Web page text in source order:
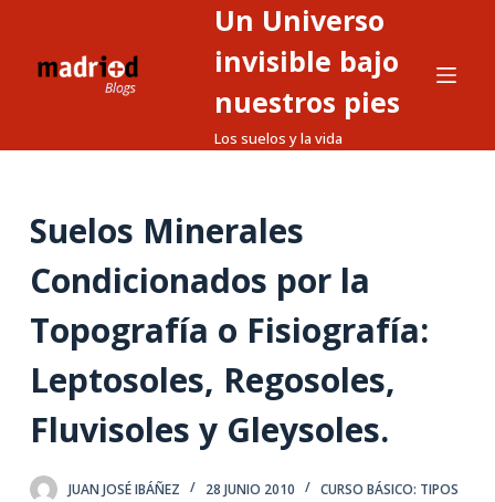
o
n
o
Un Universo
invisible bajo
nuestros pies
Los suelos y la vida
Suelos Minerales
Condicionados por la
Topografía o Fisiografía:
Leptosoles, Regosoles,
Fluvisoles y Gleysoles.
JUAN JOSÉ IBÁÑEZ 28 JUNIO 2010
CURSO BÁSICO: TIPOS